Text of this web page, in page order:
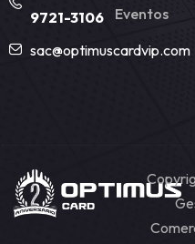
9721-3106
sac@optimuscardvip.com
Eventos